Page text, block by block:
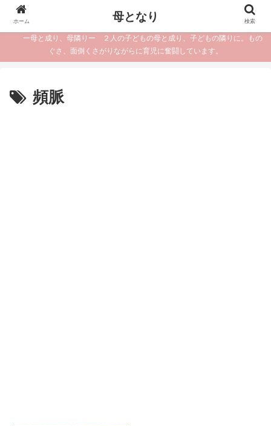
ー母と成り、母隣りー ２人の子どもの母と成り、子どもの隣りに。もの
ぐさ、面倒くさがりながらに育児に奮闘しています。
頻脈
ホーム 母となり 検索